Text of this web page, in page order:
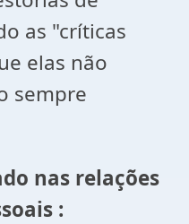
as "críticas
elas não
sempre
nas relações
: